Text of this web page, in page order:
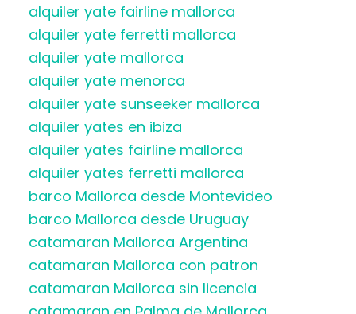
alquiler yate fairline mallorca
alquiler yate ferretti mallorca
alquiler yate mallorca
alquiler yate menorca
alquiler yate sunseeker mallorca
alquiler yates en ibiza
alquiler yates fairline mallorca
alquiler yates ferretti mallorca
barco Mallorca desde Montevideo
barco Mallorca desde Uruguay
catamaran Mallorca Argentina
catamaran Mallorca con patron
catamaran Mallorca sin licencia